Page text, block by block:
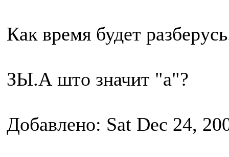
Как время будет
ЗЫ.А што значит "a"?
Добавлено: Sat Dec 24,